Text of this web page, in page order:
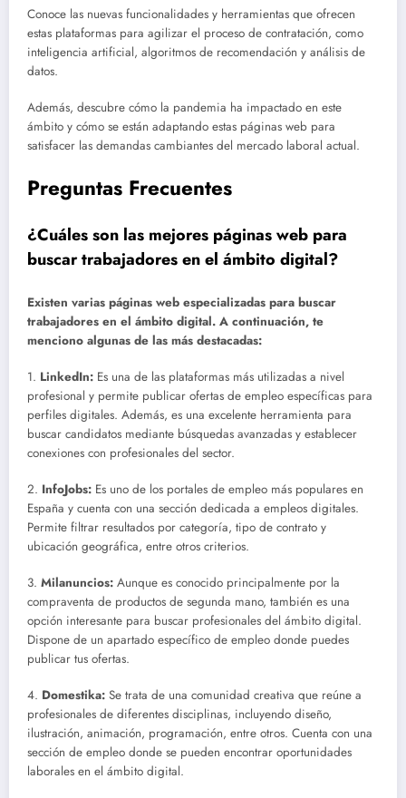
Conoce las nuevas funcionalidades y herramientas que ofrecen
estas plataformas para agilizar el proceso de contratación, como
inteligencia artificial, algoritmos de recomendación y análisis de
datos.
Además, descubre cómo la pandemia ha impactado en este
ámbito y cómo se están adaptando estas páginas web para
satisfacer las demandas cambiantes del mercado laboral actual.
Preguntas Frecuentes
¿Cuáles son las mejores páginas web para
buscar trabajadores en el ámbito digital?
Existen varias páginas web especializadas para buscar
trabajadores en el ámbito digital. A continuación, te
menciono algunas de las más destacadas:
1. LinkedIn: Es una de las plataformas más utilizadas a nivel
profesional y permite publicar ofertas de empleo específicas para
perfiles digitales. Además, es una excelente herramienta para
buscar candidatos mediante búsquedas avanzadas y establecer
conexiones con profesionales del sector.
2. InfoJobs: Es uno de los portales de empleo más populares en
España y cuenta con una sección dedicada a empleos digitales.
Permite filtrar resultados por categoría, tipo de contrato y
ubicación geográfica, entre otros criterios.
3. Milanuncios: Aunque es conocido principalmente por la
compraventa de productos de segunda mano, también es una
opción interesante para buscar profesionales del ámbito digital.
Dispone de un apartado específico de empleo donde puedes
publicar tus ofertas.
4. Domestika: Se trata de una comunidad creativa que reúne a
profesionales de diferentes disciplinas, incluyendo diseño,
ilustración, animación, programación, entre otros. Cuenta con una
sección de empleo donde se pueden encontrar oportunidades
laborales en el ámbito digital.